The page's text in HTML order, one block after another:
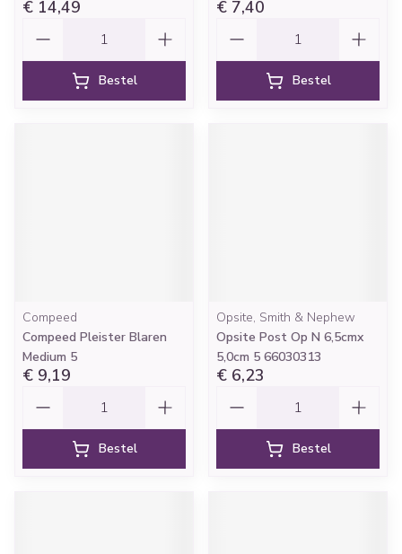
€ 14,49
Bestel
€ 7,40
Bestel
Compeed
Compeed Pleister Blaren
Medium 5
€ 9,19
Bestel
Opsite, Smith & Nephew
Opsite Post Op N 6,5cmx
5,0cm 5 66030313
€ 6,23
Bestel